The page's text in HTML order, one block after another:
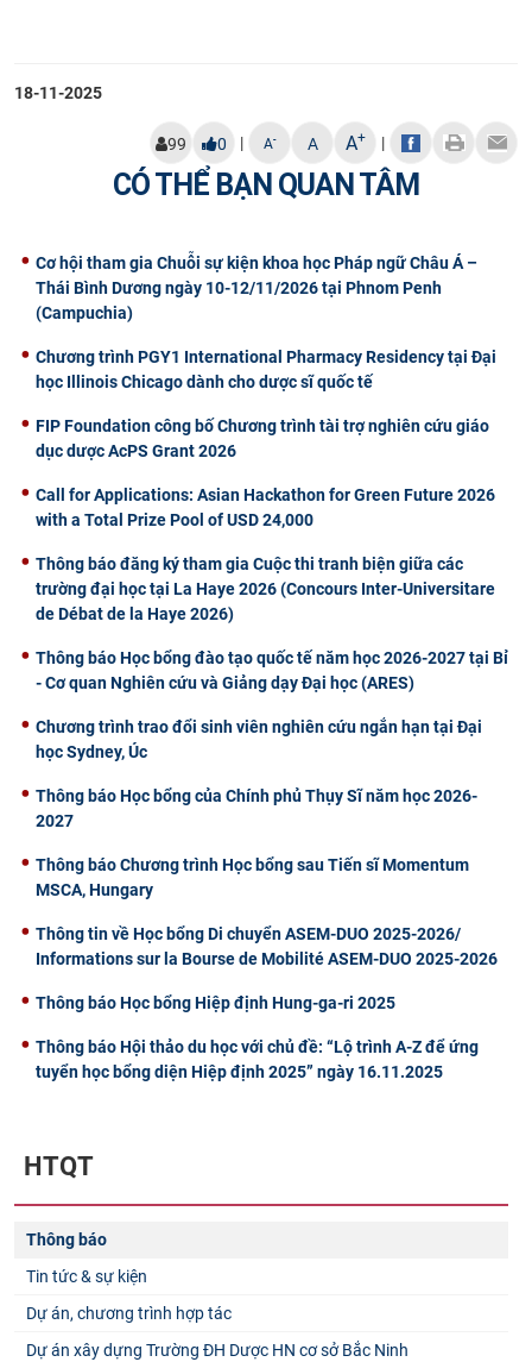
18-11-2025
99 0 | A- A A+ |
CÓ THỂ BẠN QUAN TÂM
Cơ hội tham gia Chuỗi sự kiện khoa học Pháp ngữ Châu Á –
Thái Bình Dương ngày 10-12/11/2026 tại Phnom Penh
(Campuchia)
Chương trình PGY1 International Pharmacy Residency tại Đại
học Illinois Chicago dành cho dược sĩ quốc tế
FIP Foundation công bố Chương trình tài trợ nghiên cứu giáo
dục dược AcPS Grant 2026
Call for Applications: Asian Hackathon for Green Future 2026
with a Total Prize Pool of USD 24,000
Thông báo đăng ký tham gia Cuộc thi tranh biện giữa các
trường đại học tại La Haye 2026 (Concours Inter-Universitare
de Débat de la Haye 2026)
Thông báo Học bổng đào tạo quốc tế năm học 2026-2027 tại Bỉ
- Cơ quan Nghiên cứu và Giảng dạy Đại học (ARES)
Chương trình trao đổi sinh viên nghiên cứu ngắn hạn tại Đại
học Sydney, Úc
Thông báo Học bổng của Chính phủ Thụy Sĩ năm học 2026-
2027
Thông báo Chương trình Học bổng sau Tiến sĩ Momentum
MSCA, Hungary
Thông tin về Học bổng Di chuyển ASEM-DUO 2025-2026/
Informations sur la Bourse de Mobilité ASEM-DUO 2025-2026
Thông báo Học bổng Hiệp định Hung-ga-ri 2025
Thông báo Hội thảo du học với chủ đề: “Lộ trình A-Z để ứng
tuyển học bổng diện Hiệp định 2025” ngày 16.11.2025
HTQT
Thông báo
Tin tức & sự kiện
Dự án, chương trình hợp tác
Dự án xây dựng Trường ĐH Dược HN cơ sở Bắc Ninh